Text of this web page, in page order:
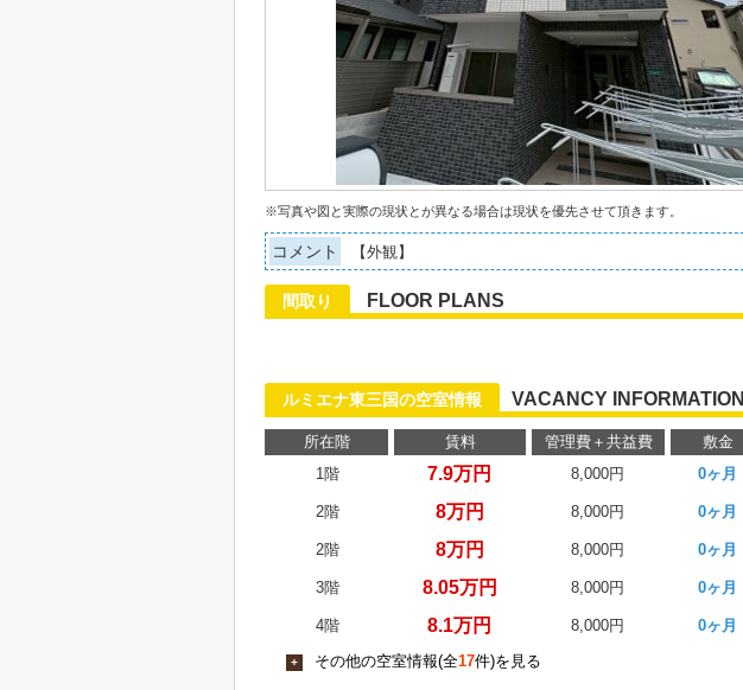
※写真や図と実際の現状とが異なる場合は現状を優先させて頂きます。
コメント 【外観】
間取り FLOOR PLANS
ルミエナ東三国の空室情報 VACANCY INFORMATION
所在階 賃料 管理費＋共益費 敷金
1階
7.9万円 8,000円 0ヶ月
2階 8万円 8,000円 0ヶ月
2階 8万円 8,000円 0ヶ月
3階 8.05万円 8,000円 0ヶ月
4階 8.1万円 8,000円 0ヶ月
+ その他の空室情報(全17件)を見る